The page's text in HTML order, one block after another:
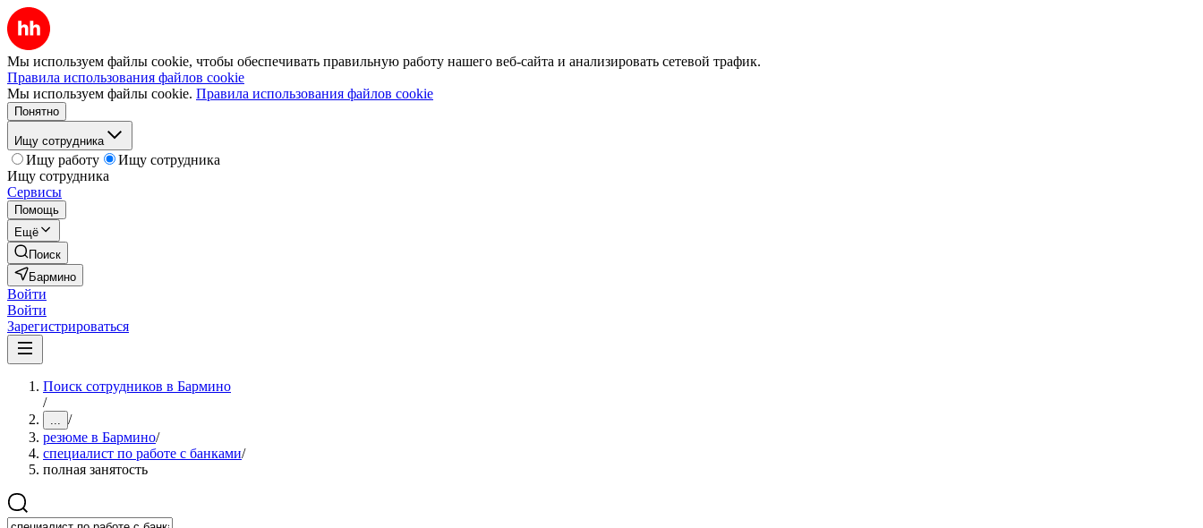
Мы используем файлы cookie, чтобы обеспечивать правильную работу нашего веб-сайта и анализировать сетевой трафик.
Правила использования файлов cookie
Мы используем файлы cookie. Правила использования файлов cookie
Понятно
Ищу сотрудника
Ищу работу
Ищу сотрудника
Ищу сотрудника
Сервисы
Помощь
Ещё
Поиск
Бармино
Войти
Войти
Зарегистрироваться
Поиск сотрудников в Бармино
/
... /
резюме в Бармино/
специалист по работе с банками/
полная занятость